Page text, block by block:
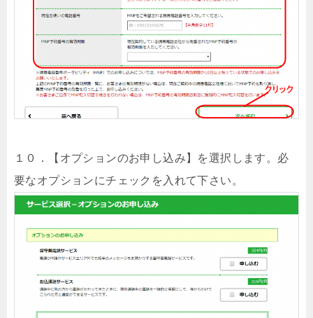
１０．【オプションのお申し込み】を選択します。必
要なオプションにチェックを入れて下さい。